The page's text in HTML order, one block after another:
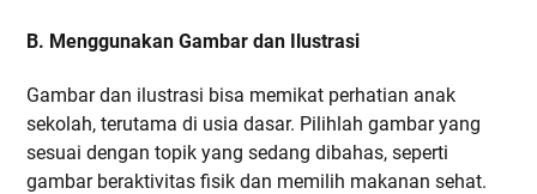
B. Menggunakan Gambar dan Ilustrasi
Gambar dan ilustrasi bisa memikat perhatian anak
sekolah, terutama di usia dasar. Pilihlah gambar yang
sesuai dengan topik yang sedang dibahas, seperti
gambar beraktivitas fisik dan memilih makanan sehat.